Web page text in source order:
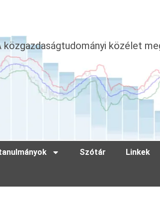
közgazdaságtudományi közélet
Szótár Linkek